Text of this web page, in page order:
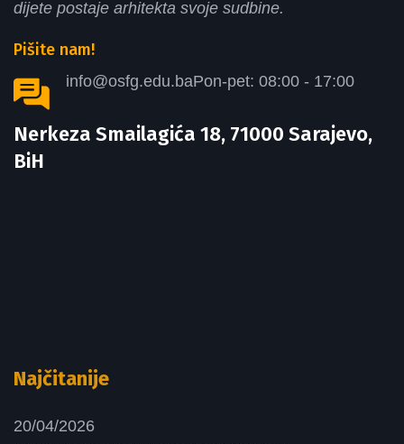
dijete postaje arhitekta svoje sudbine.
Pišite nam!
info@osfg.edu.baPon-pet: 08:00 - 17:00
Nerkeza Smailagića 18, 71000 Sarajevo,
BiH
Najčitanije
20/04/2026